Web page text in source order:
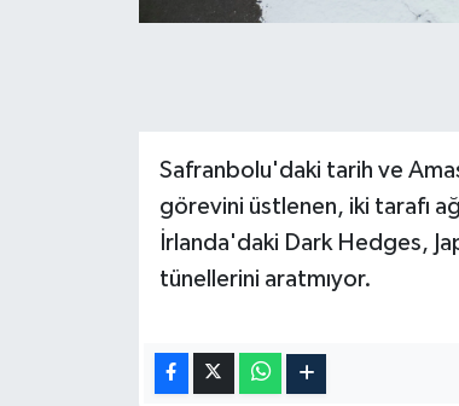
Safranbolu'daki tarih ve
görevini üstlenen, iki tarafı
İrlanda'daki Dark Hedges,
tünellerini aratmıyor.